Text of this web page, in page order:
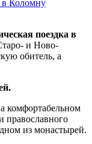
поездка в
и Ново-
обитель, а
комфортабельном
православного
из монастырей.